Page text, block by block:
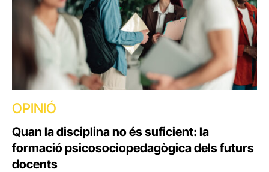
OPINIÓ
Quan la disciplina no és suficient: la
formació psicosociopedagògica dels futurs
docents